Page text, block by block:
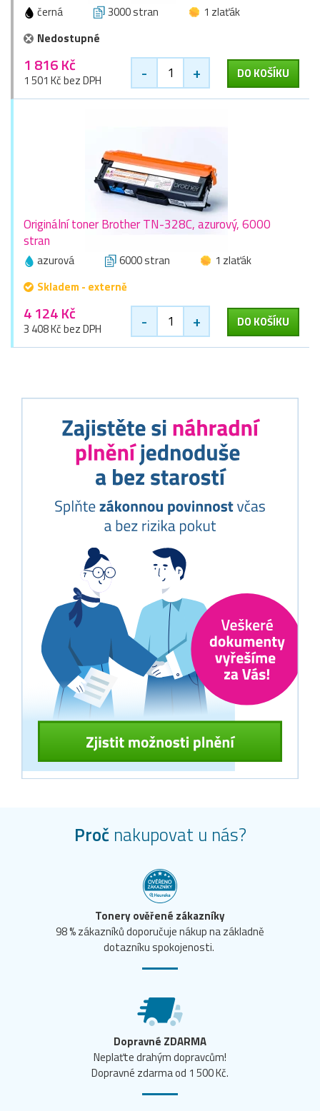
černá 3000 stran
1 zlaťák
Nedostupné
1 816 Kč
1 501 Kč bez DPH - + DO KOŠÍKU
Originální toner Brother TN-328C, azurový, 6000
stran
azurová 6000 stran
1 zlaťák
Skladem - externě
4 124 Kč
3 408 Kč bez DPH - + DO KOŠÍKU
Proč nakupovat u nás?
Tonery ověřené zákazníky
98 % zákazníků doporučuje nákup na základně
dotazníku spokojenosti.
Dopravné ZDARMA
Neplaťte drahým dopravcům!
Dopravné zdarma od 1 500 Kč.